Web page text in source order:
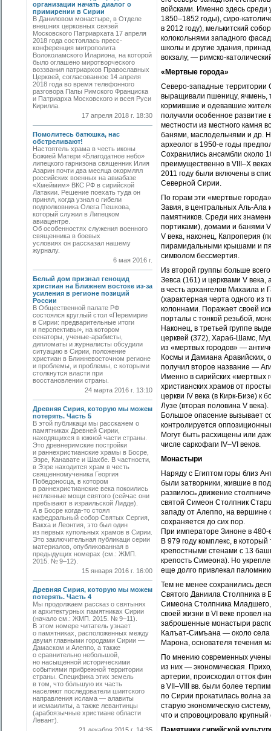
организации начать диалог о
примирении в Сирии
В Даниловом монастыре, в Отделе
внешних церковных связей
Московского Патриархата 17 апреля
2018 года состоялась пресс-
конференция митрополита
Волоколамского Илариона, на которой
было оглашено миротворческого
воззвания патриархов Православных
Церквей, согласованное 14 апреля
2018 года во время телефонного
разговора Папы Римского Франциска
и Патриарха Московского и всея Руси
Кирилла.
17 апреля 2018 г. 18:30
Помолитесь батюшка, нас
обстреливают!
Настоятель храма в честь иконы
Божией Матери «Благодатное небо»
липецкого гарнизона священник Илия
Азарин почти два месяца окормлял
российских военных на авиабазе
«Хмеймим» ВКС РФ в сирийской
Латакии. Решение поехать туда он
принял, когда узнал о гибели
подполковника Олега Пешкова,
который служил в Липецком
авиацентре.
Об особенностях служения военного
священника в боевых
условиях он рассказал нашему
журналу.
6 мая 2016 г.
Белый дом признал геноцид
христиан на Ближнем востоке из-за
усиления в регионе позиций
России
В Общественной палате РФ
состоялся круглый стол «Перемирие
в Сирии: предварительные итоги
и перспективы», на котором
сенаторы, ученые-арабисты,
дипломаты и журналисты обсудили
ситуацию в Сирии, положение
христиан в Ближневосточном регионе
и проблемы, и проблемы, с которыми
столкнутся власти при
восстановлении страны.
24 марта 2016 г. 13:10
Древняя Сирия, которую мы можем
потерять. Часть 5
В этой публикаци мы расскажем о
памятниках Древней Сирии,
находящихся в южной части страны.
Это древнеримские постройки
и раннехристианские храмы в Босре,
Эзре, Канавате и Шахбе. В частности,
в Эзре находится храм в честь
священномученика Георгия
Победоносца, в котором
в раннехристианские века покоились
нетленные мощи святого (сейчас они
пребывают в израильской Лидде).
А в Босре когда-то стоял
кафедральный собор Святых Сергия,
Вакха и Леонтия, это был один
из первых купольных храмов в Сирии.
Это заключительная публикаци серии
материалов, опубликованная в
предыдущих номерах (см.: ЖМП.
2015. № 9–12).
15 января 2016 г. 16:00
Древняя Сирия, которую мы можем
потерять. Часть 4
Мы продолжаем рассказ о святынях
и архитектурных памятниках Сирии
(начало см.: ЖМП. 2015. № 9–11).
В этом номере читатель узнает
о памятниках, расположенных между
двумя главными городами Сирии —
Дамаском и Алеппо, а также
о сравнительно небольшой,
но насыщенной историческими
событиями прибрежной территории
страны. Специфика этих земель
в том, что бόльшую их часть
населяют последователи шиитского
направления ислама — алавиты
и исмаилиты, а также левантинцы
(арабоязычные христиане области
Левант).
войсками. Именно здесь среди
1850–1852 годы), сиро-
в 2012 году), мелькитский
колокольнями западного
школы и другие здания,
вокзалу, — римско-
«Мертвые города»
Северо-западные территории
выращивали пшеницу, ячмень,
кормившие и одевавшие
получили особенное развитие
местности из местного камня
банями, маслодельнями и др.
археолог в 1950-е годы
Сохранились ансамбли около
преимущественно в VIII–X
2011 году были включены в
Северной Сирии.
По горам эти «мертвые
Завия, в центральных Аль-Ала
памятников. Среди них
портиками), домами и банями
V века, наконец, Капроперия
пирамидальными крышами и
символом бессмертия.
Из второй группы больше
Зевса (161) и церквами V
в честь архангелов Михаила и
(характерная черта одного из
колоннами. Пора­жает своей
порталы с тонкой резьбой,
Наконец, в третьей группе
церквей (372), Хараб-Шамс,
из «мертвых городов» —
Космы и Дамиана Аравийских,
получил второе название —
Именно в сирийских
христианских храмов от
церкви IV века (в Кирк-Бизе)
Лузе (вторая половина V века).
Большое опасение вызывает
контролируется
Могут быть расхищены или
числе саркофаги IV–VI веков.
Монастыри
Наряду с Египтом горы близ
были затворники, жившие в
развилось движение
святой Симеон Столпник
западу от Алеппо, на вершине
сохраняется до сих пор.
При императоре Зиноне в
В 979 году комплекс, в
крепостными стенами с 13
крепость Симеона). Но
еще долго привлекал
Тем не менее сохранились
Святого Даниила Столпника в
Симеона Столпника Младшего,
своей жизни в VI веке провел
заброшенные монастыри
Калъат-Симъана — около села
Марона, основателя течения
По мнению современных
из них — экономическая.
артерии, происходил отток
в VII–VIII вв. были более
по Сирии прокатилась волна
старую экономическую
что и спровоцировало крупный